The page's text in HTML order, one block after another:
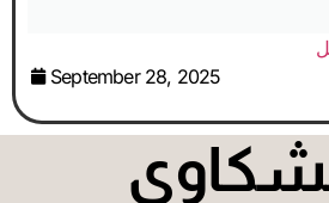
September 28, 2025